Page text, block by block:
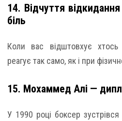
14. Відчуття
біль
Коли вас відштовхує
реагує так само, як і при
15. Мохаммед Алі —
У 1990 році боксер